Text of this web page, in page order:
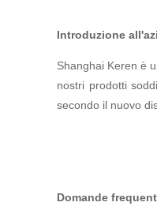
Introduzione
Shanghai Keren è
nostri prodotti
secondo il nuovo
Domande